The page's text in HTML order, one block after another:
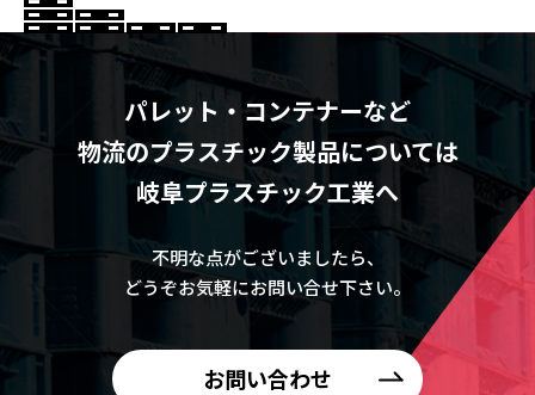
パレット・コンテナーなど
物流のプラスチック製品については
岐阜プラスチック工業へ
不明な点がございましたら、
どうぞお気軽にお問い合せ下さい。
お問い合わせ